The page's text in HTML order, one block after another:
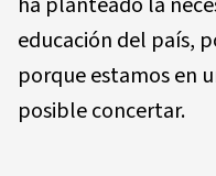
educación del país,
porque estamos en
posible concertar.